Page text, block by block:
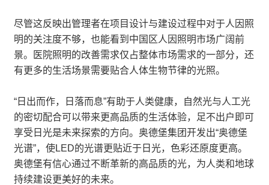
尽管这反映出管理者在项目设计与建设过程中对于人因照
明的关注度不够，也能看到中国区人因照明市场广阔前
景。医院照明的改善需求仅占整体市场需求的一部分，还
有更多的生活场景需要贴合人体生物节律的光照。
“日出而作，日落而息”有助于人类健康，自然光与人工光
的密切配合可以带来更高品质的生活体验，足不出户即可
享受日光是未来探索的方向。奥德堡集团开发出“奥德堡
光谱”，使LED的光谱更贴近于日光，色彩还原度更高。
奥德堡有信心通过不断革新的高品质的光，为人类和地球
持续建设更美好的未来。